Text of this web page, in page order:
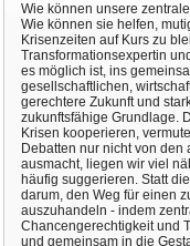
Wie können unsere
Wie können sie helfen,
Krisenzeiten auf Kurs zu
Transformationsexpertin
es möglich ist, ins
gesellschaftlichen,
gerechtere Zukunft und
zukunftsfähige Grundlage.
Krisen kooperieren,
Debatten nur nicht von den
ausmacht, liegen wir viel
häufig suggerieren. Statt
darum, den Weg für einen
auszuhandeln - indem
Chancengerechtigkeit und
und gemeinsam in die